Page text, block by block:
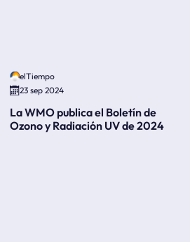
elTiempo
23 sep 2024
La WMO publica el Boletín de
Ozono y Radiación UV de 2024